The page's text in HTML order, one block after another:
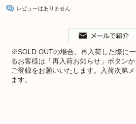
レビューはありません
※SOLD OUTの場合。再入荷した際に
るお客様は「再入荷お知らせ」ボタン
ご登録をお願いいたします。入荷次第
ます。